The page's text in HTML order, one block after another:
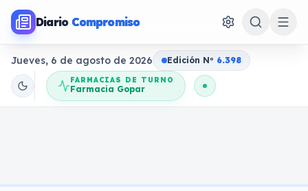
Diario Compromiso
Jueves, 6 de agosto de 2026 Edición No 6.398
FARMACIAS DE TURNO
Farmacia Gopar